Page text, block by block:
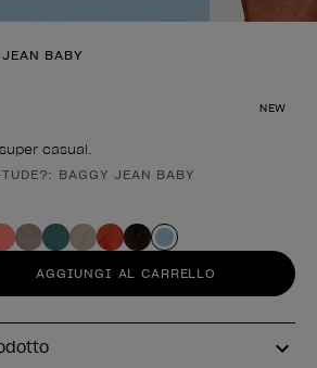
BABY
NEW
casual.
BAGGY JEAN BABY
AGGIUNGI AL CARRELLO